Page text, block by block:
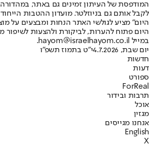
המודפסת של העיתון זמינים גם באתר,
לקבל אותם גם בניוזלטר. מועדון ההטבות
היום" מציע לגולשי האתר הנחות ומבצעים על
היום פתוח להערות, לביקורת ולהצעות לשיפור
במייל hayom@israelhayom.co.il.
יום שבת, 4.7.2026
י"ט בתמוז תשפ"ו
חדשות
דעות
ספורט
ForReal
תרבות ובידור
אוכל
מגזין
אנחנו מגייסים
English
X